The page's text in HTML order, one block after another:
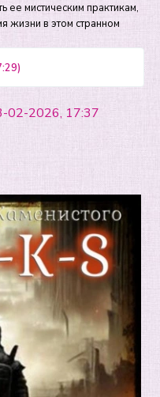
ее мистическим практикам,
жизни в этом странном
02-2026, 17:37